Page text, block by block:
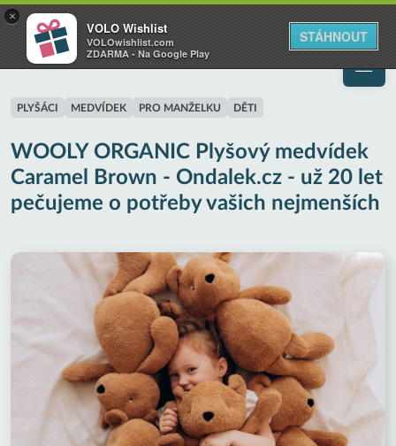
VOLO
Váš online wishlist
×
VOLO Wishlist
VOLOwishlist.com
ZDARMA - Na Google Play
STÁHNOUT
PLYŠÁCI MEDVÍDEK PRO MANŽELKU DĚTI
WOOLY ORGANIC Plyšový medvídek
Caramel Brown - Ondalek.cz - už 20 let
pečujeme o potřeby vašich nejmenších